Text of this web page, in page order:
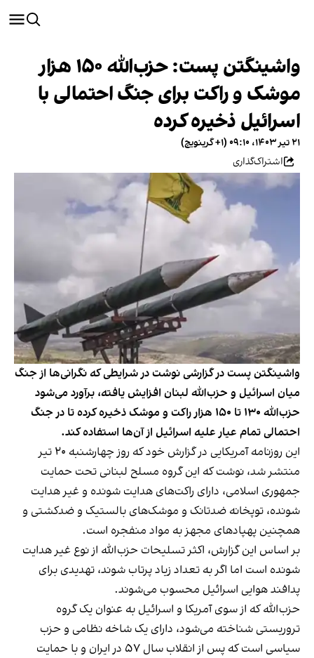
واشینگتن پست: حزب‌الله ۱۵۰ هزار
موشک و راکت برای جنگ احتمالی با
اسرائیل ذخیره کرده
۲۱ تیر ۱۴۰۳، ۰۹:۱۰ (‎+۱ گرینویچ)
اشتراک‌گذاری
واشینگتن پست در گزارشی نوشت در شرایطی که نگرانی‌ها از جنگ
میان اسرائیل و حزب‌الله لبنان افزایش یافته، برآورد می‌شود
حزب‌الله ۱۳۰ تا ۱۵۰ هزار راکت و موشک ذخیره کرده تا در جنگ
احتمالی تمام عیار علیه اسرائیل از آن‌ها استفاده کند.
این روزنامه آمریکایی
در گزارش خود که روز چهارشنبه ۲۰ تیر
منتشر شد، نوشت که این گروه مسلح لبنانی تحت حمایت
جمهوری اسلامی، دارای راکت‌های هدایت شونده و غیر هدایت
شونده، توپخانه ضدتانک و موشک‌های بالستیک و ضدکشتی و
همچنین پهپادهای مجهز به مواد منفجره است.
بر اساس این گزارش، اکثر تسلیحات حزب‌الله از نوع غیر هدایت
شونده است اما اگر به تعداد زیاد پرتاب شوند، تهدیدی برای
پدافند هوایی اسرائیل محسوب می‌شوند.
حزب‌الله که از سوی آمریکا و اسرائیل به عنوان یک گروه
تروریستی شناخته می‌شود، دارای یک شاخه نظامی و حزب
سیاسی است که پس از انقلاب سال ۵۷ در ایران و با حمایت